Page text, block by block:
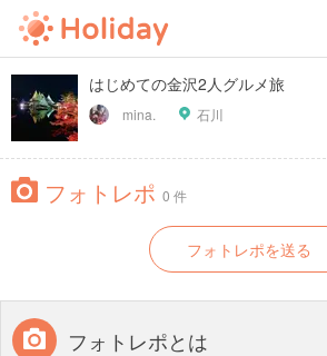
はじめての金沢2人グルメ旅
mina. 石川
フォトレポ 0 件
フォトレポを送る
フォトレポとは